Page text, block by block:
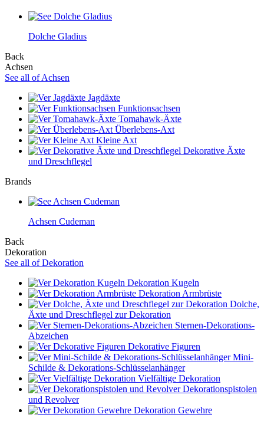
Dolche Gladius
Back
Achsen
See all of Achsen
Jagdäxte
Funktionsachsen
Tomahawk-Äxte
Überlebens-Axt
Kleine Axt
Dekorative Äxte
und Dreschflegel
Brands
Achsen Cudeman
Back
Dekoration
See all of Dekoration
Dekoration Kugeln
Dekoration Armbrüste
Dolche,
Äxte und Dreschflegel zur Dekoration
Sternen-Dekorations-
Abzeichen
Dekorative Figuren
Mini-
Schilde & Dekorations-Schlüsselanhänger
Vielfältige Dekoration
Dekorationspistolen
und Revolver
Dekoration Gewehre